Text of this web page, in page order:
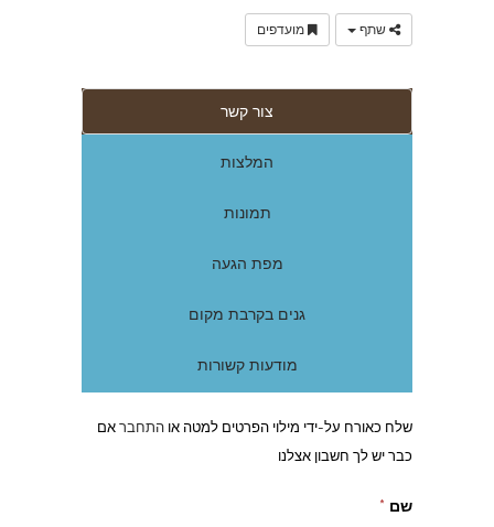
שתף מועדפים
צור קשר
המלצות
תמונות
מפת הגעה
גנים בקרבת מקום
מודעות קשורות
שלח כאורח על-ידי מילוי הפרטים למטה או התחבראם
כבר יש לך חשבון אצלנו
שם *